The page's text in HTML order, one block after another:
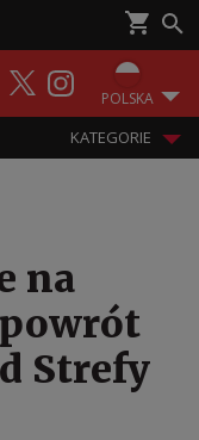
POLSKA
KATEGORIE
na
Strefy